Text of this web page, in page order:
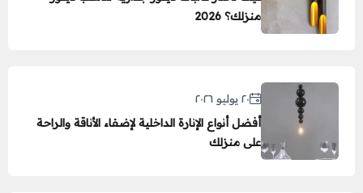
منزلك؟ 2026
٢٠ يوليو ٢٠٢٦
أفضل أنواع الإنارة الداخلية لإضفاء الأناقة والراحة
على منزلك